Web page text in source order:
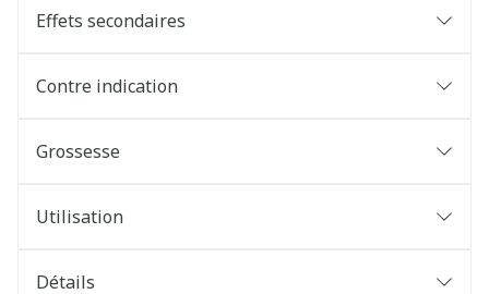
Effets secondaires
Contre indication
Grossesse
Utilisation
Détails